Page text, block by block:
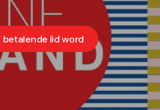
betalende lid word